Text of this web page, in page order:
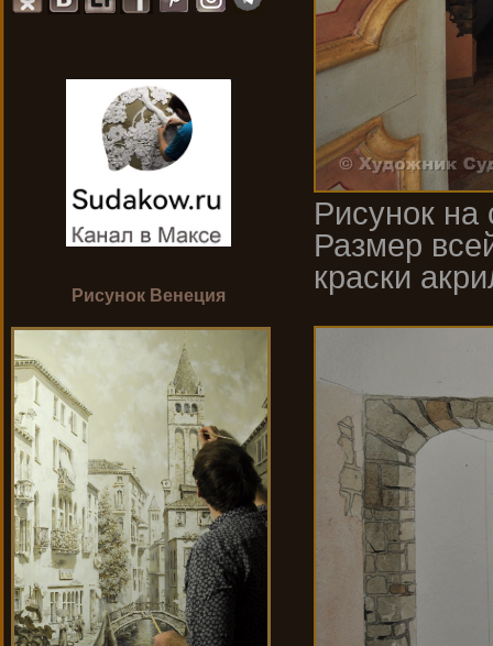
Рисунок на
Размер
краски
Рисунок Венеция